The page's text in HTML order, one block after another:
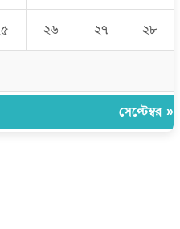
২৬ ২৭ ২৮
সেপ্টেম্বর »